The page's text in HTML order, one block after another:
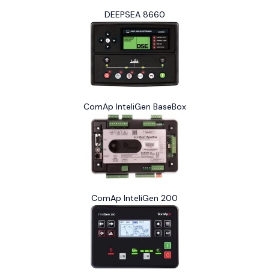
DEEPSEA 8660
ComAp InteliGen BaseBox
ComAp InteliGen 200